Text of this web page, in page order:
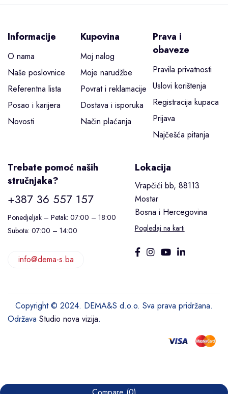
Informacije
O nama
Naše poslovnice
Referentna lista
Posao i karijera
Novosti
Kupovina
Moj nalog
Moje narudžbe
Povrat i reklamacije
Dostava i isporuka
Način plaćanja
Prava i
obaveze
Pravila privatnosti
Uslovi korištenja
Registracija kupaca
Prijava
Najčešća pitanja
Trebate pomoć naših
stručnjaka?
+387 36 557 157
Ponedjeljak – Petak: 07:00 – 18:00
Subota: 07:00 – 14:00
info@dema-s.ba
Lokacija
Vrapčići bb, 88113
Mostar
Bosna i Hercegovina
Pogledaj na karti
Copyright © 2024. DEMA&S d.o.o. Sva prava pridržana.
Održava Studio nova vizija.